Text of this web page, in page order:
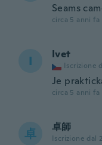
Seams
circa 5 anni fa
I Ivet
Iscrizione
Je
circa 5 anni fa
卓 卓師
Iscrizione dal